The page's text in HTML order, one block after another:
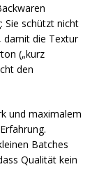
Sie schützt nicht
damit die Textur
(„kurz
den
und maximalem
Batches
Qualität kein